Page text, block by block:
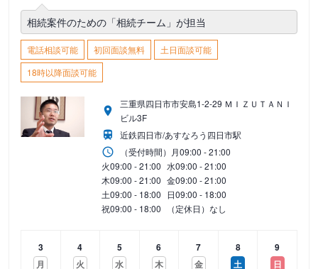
相続案件のための「相続チーム」が担当
電話相談可能 初回面談無料
土日面談可能
18時以降面談可能
三重県四日市市安島1-2-29 ＭＩＺＵＴＡＮＩ
ビル3F
近鉄四日市/あすなろう四日市駅
（受付時間） 月09:00 - 21:00
火09:00 - 21:00 水09:00 - 21:00
木09:00 - 21:00 金09:00 - 21:00
土09:00 - 18:00 日09:00 - 18:00
祝09:00 - 18:00 （定休日）なし
3
月
4
火
5
水
6
木
7
金
8
土
9
日